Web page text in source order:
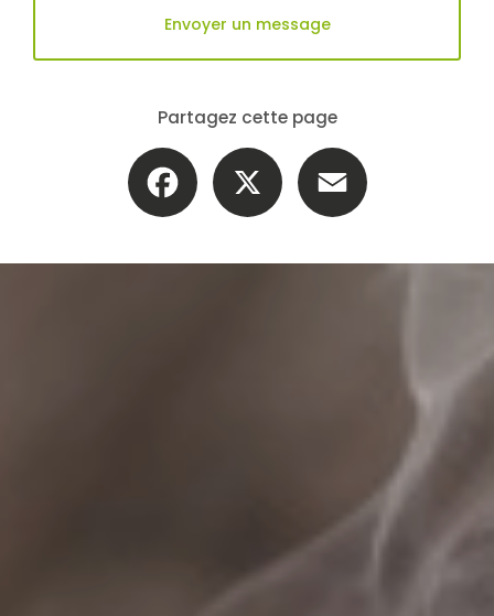
Envoyer un message
Partagez cette page
Facebook